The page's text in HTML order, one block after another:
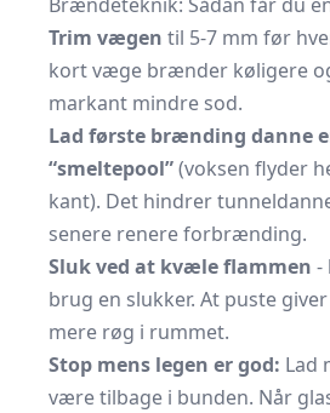
Trim vægen til 5-7 mm før
kort væge brænder køligere
markant mindre sod.
Lad første brænding danne
“smeltepool”(voksen flyder
kant). Det hindrer
senere renere forbrænding.
Sluk ved at kvæle flammen -
brug en slukker. At puste
mere røg i rummet.
Stop mens legen er god: Lad
være tilbage i bunden. Når